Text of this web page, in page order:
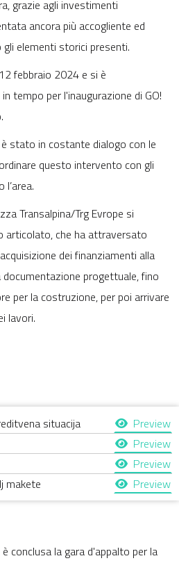
grazie agli investimenti
ancora più accogliente ed
elementi storici presenti.
febbraio 2024 e si è
tempo per l'inaugurazione di GO!
è stato in costante dialogo con le
questo intervento con gli
Transalpina/Trg Evrope si
articolato, che ha attraversato
dei finanziamenti alla
progettuale, fino
per la costruzione, per poi arrivare
lavori.
situacija
Preview
Preview
Preview
makete
Preview
conclusa la gara d'appalto per la